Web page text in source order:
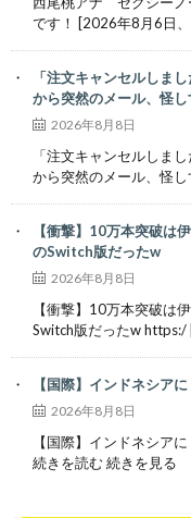
です！ [2026年8月6日
「注文キャンセルしま
から突然のメール、怪
2026年8月8日
「注文キャンセルしま
から突然のメール、怪
【衝撃】10万本突破は
のSwitch版だったw
2026年8月8日
【衝撃】10万本突破は
Switch版だったw https:/
【国際】インドネシア
2026年8月8日
【国際】インドネシア
続きを読む 続きを見る